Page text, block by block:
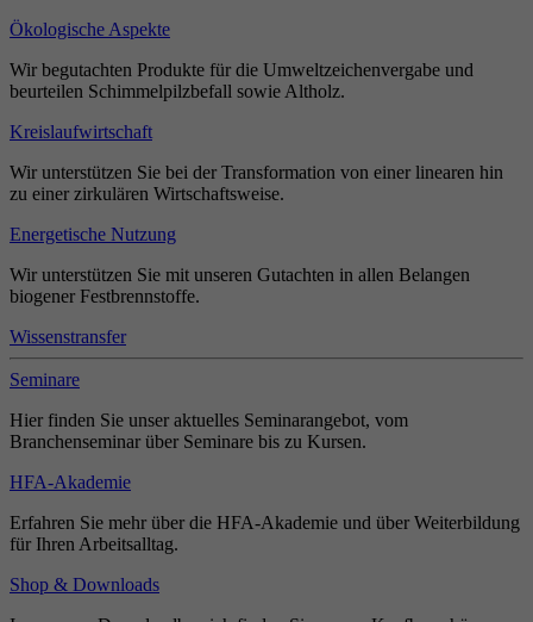
Ökologische Aspekte
Wir begutachten Produkte für die Umweltzeichenvergabe und
beurteilen Schimmelpilzbefall sowie Altholz.
Kreislaufwirtschaft
Wir unterstützen Sie bei der Transformation von einer linearen hin
zu einer zirkulären Wirtschaftsweise.
Energetische Nutzung
Wir unterstützen Sie mit unseren Gutachten in allen Belangen
biogener Festbrennstoffe.
Wissenstransfer
Seminare
Hier finden Sie unser aktuelles Seminarangebot, vom
Branchenseminar über Seminare bis zu Kursen.
HFA-Akademie
Erfahren Sie mehr über die HFA-Akademie und über Weiterbildung
für Ihren Arbeitsalltag.
Shop & Downloads